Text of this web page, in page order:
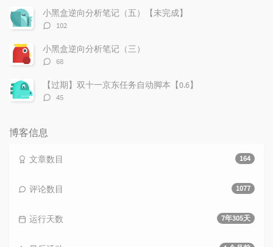
数：
小黑盒逆向分析笔记（五）【未完成】
评
数：
102
小黑盒逆向分析笔记（三）
评
数：
68
【过期】双十一京东任务自动脚本【0.6】
评
45
博客信息
164
文章数目
1077
评论数目
7年305天
运行天数